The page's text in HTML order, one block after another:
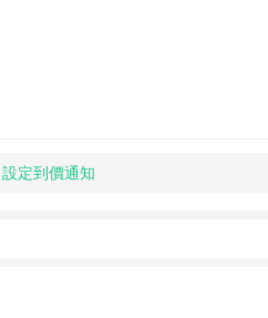
設定到價通知